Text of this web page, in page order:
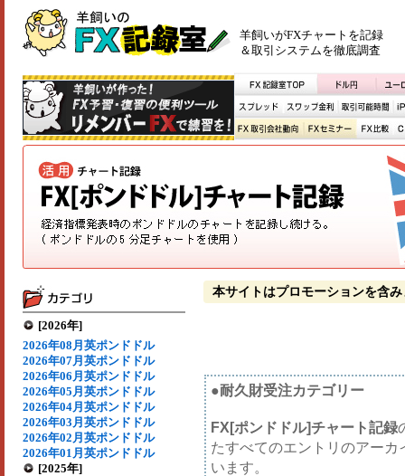
羊飼いがFXチャートを記録
＆取引システムを徹底調査
[2026年]
2026年08月英ポンドドル
2026年07月英ポンドドル
2026年06月英ポンドドル
2026年05月英ポンドドル
2026年04月英ポンドドル
2026年03月英ポンドドル
2026年02月英ポンドドル
2026年01月英ポンドドル
[2025年]
本サイトはプロモーションを含み
●耐久財受注カテゴリー
FX[ポンドドル]チャート記録
たすべてのエントリのアー
います。